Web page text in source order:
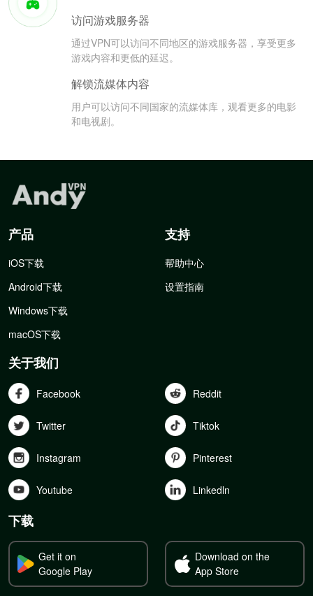
访问游戏服务器
通过VPN可以访问不同地区的游戏服务器，享受更多
游戏内容和更低的延迟。
解锁流媒体内容
用户可以访问不同国家的流媒体库，观看更多的电影
和电视剧。
产品
iOS下载
Android下载
Windows下载
macOS下载
支持
帮助中心
设置指南
关于我们
Facebook Reddit
Twitter Tiktok
Instagram Pinterest
Youtube Linkedln
下载
Get it on
Google Play
Download on the
App Store